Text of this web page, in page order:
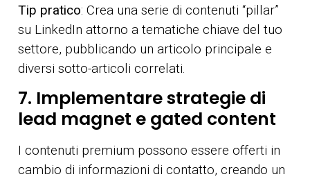
Tip pratico: Crea una serie di contenuti “pillar”
su LinkedIn attorno a tematiche chiave del tuo
settore, pubblicando un articolo principale e
diversi sotto-articoli correlati.
7. Implementare strategie di
lead magnet e gated content
I contenuti premium possono essere offerti in
cambio di informazioni di contatto, creando un